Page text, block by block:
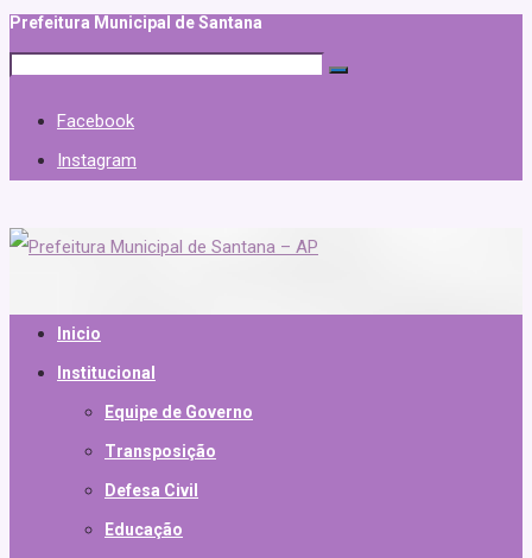
Prefeitura Municipal de Santana
Facebook
Instagram
Inicio
Institucional
Equipe de Governo
Transposição
Defesa Civil
Educação